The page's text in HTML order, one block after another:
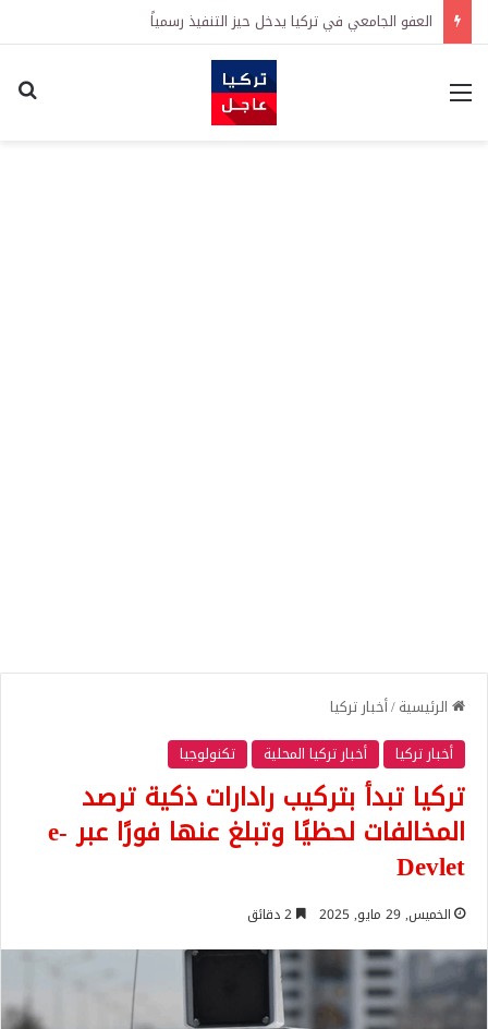
العفو الجامعي في تركيا يدخل حيز التنفيذ رسمياً
القائمة
الرئيسية/أخبار تركيا
أخبار تركيا
أخبار تركيا المحلية تكنولوجيا
تركيا تبدأ بتركيب رادارات ذكية ترصد
المخالفات لحظيًا وتبلغ عنها فورًا عبر e-
Devlet
الخميس, 29 مايو, 2025